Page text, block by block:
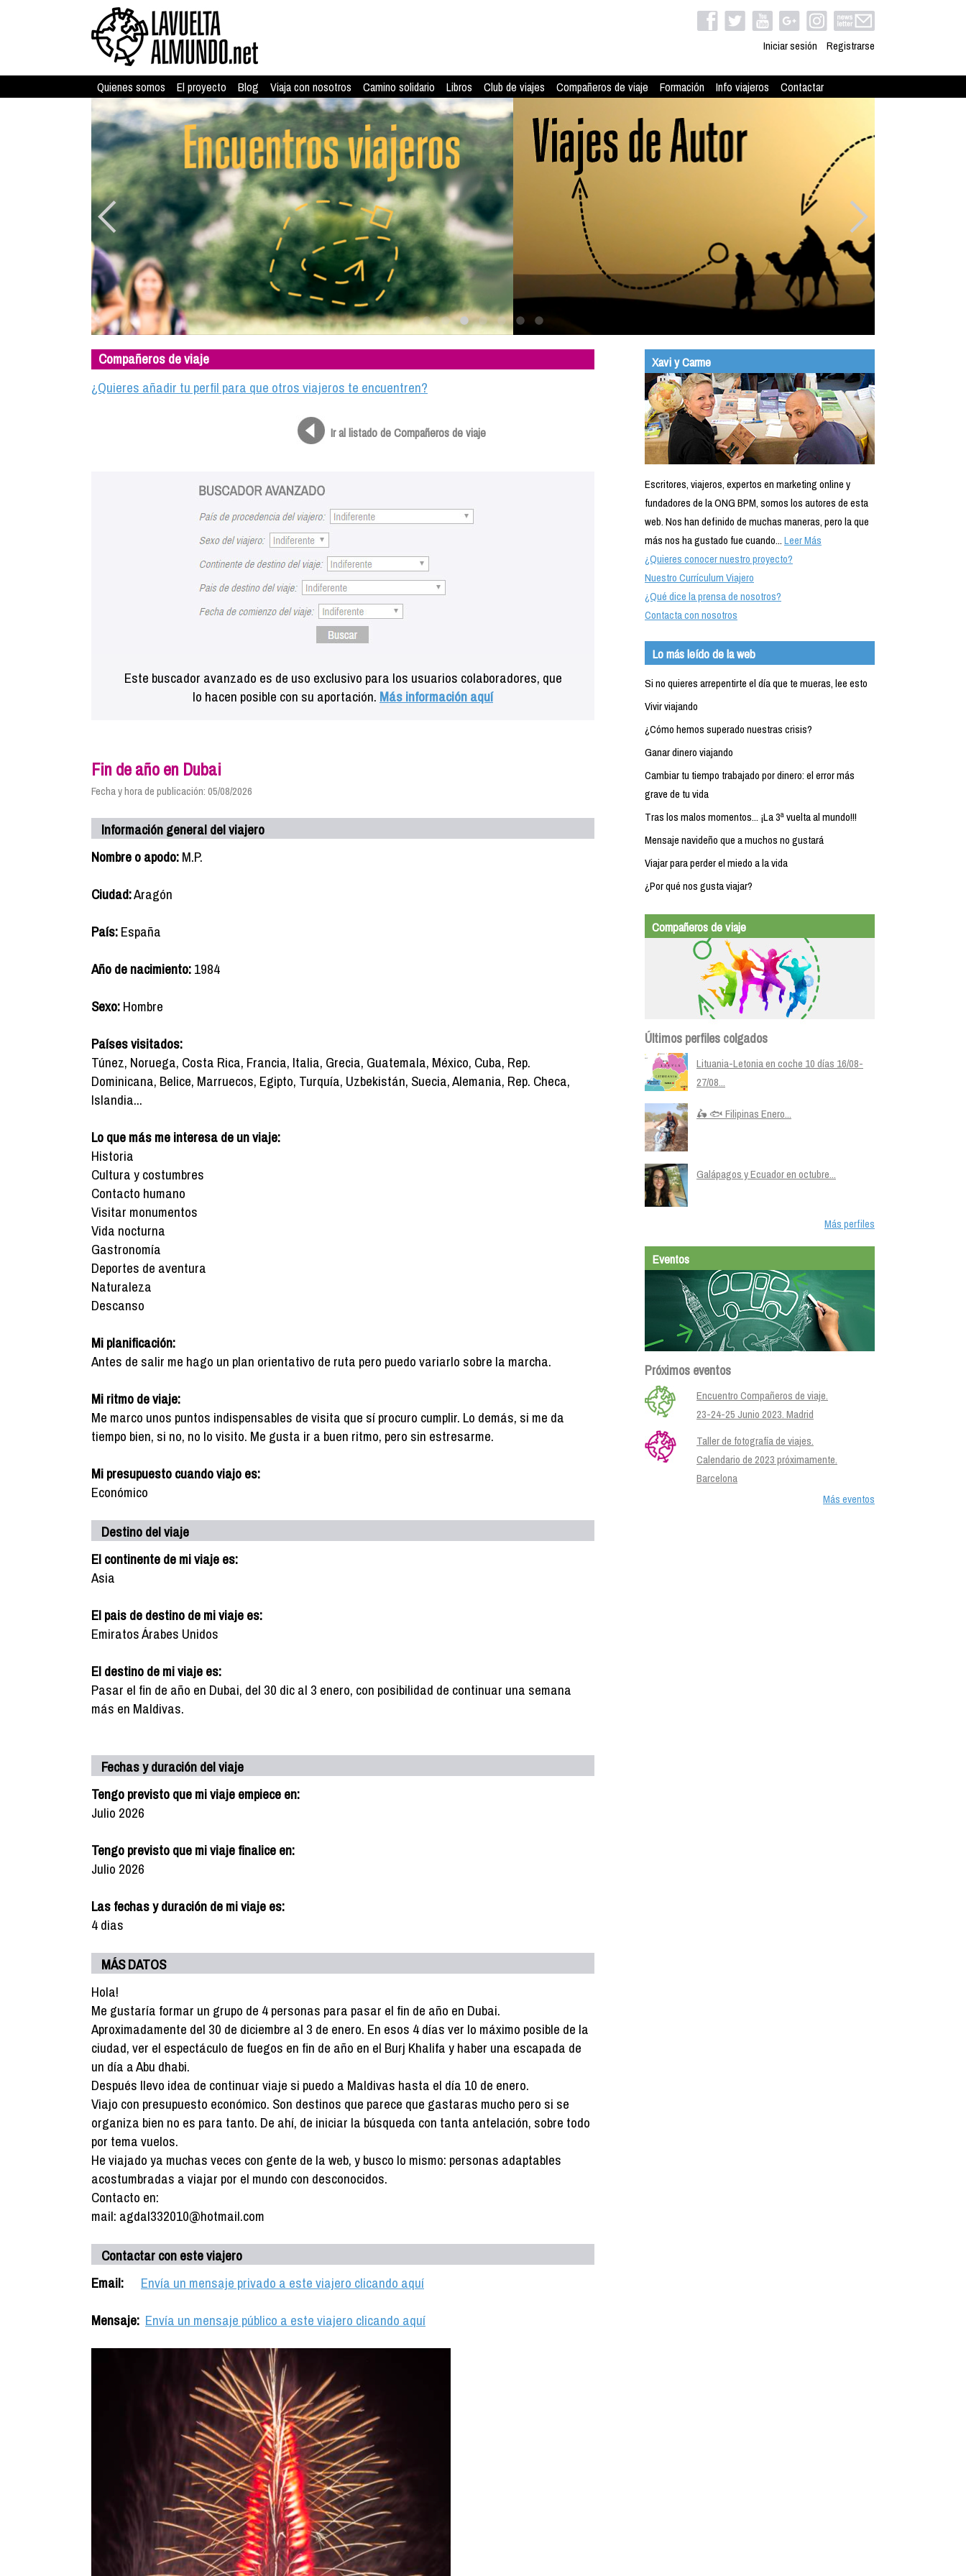
Iniciar sesión Registrarse
Quienes somos El proyecto Blog Viaja con nosotros Camino solidario Libros Club de viajes Compañeros de viaje Formación Info viajeros Contactar
Compañeros de viaje
¿Quieres añadir tu perfil para que otros viajeros te encuentren?
Ir al listado de Compañeros de viaje
Este buscador avanzado es de uso exclusivo para los usuarios colaboradores, que
lo hacen posible con su aportación. Más información aquí
Fin de año en Dubai
Fecha y hora de publicación: 05/08/2026
Información general del viajero
Nombre o apodo:M.P.
Ciudad:Aragón
País:España
Año de nacimiento:1984
Sexo:Hombre
Países visitados:
Túnez, Noruega, Costa Rica, Francia, Italia, Grecia, Guatemala, México, Cuba, Rep.
Dominicana, Belice, Marruecos, Egipto, Turquía, Uzbekistán, Suecia, Alemania, Rep. Checa,
Islandia...
Lo que más me interesa de un viaje:
Historia
Cultura y costumbres
Contacto humano
Visitar monumentos
Vida nocturna
Gastronomía
Deportes de aventura
Naturaleza
Descanso
Mi planificación:
Antes de salir me hago un plan orientativo de ruta pero puedo variarlo sobre la marcha.
Mi ritmo de viaje:
Me marco unos puntos indispensables de visita que sí procuro cumplir. Lo demás, si me da
tiempo bien, si no, no lo visito. Me gusta ir a buen ritmo, pero sin estresarme.
Mi presupuesto cuando viajo es:
Económico
Destino del viaje
El continente de mi viaje es:
Asia
El pais de destino de mi viaje es:
Emiratos Árabes Unidos
El destino de mi viaje es:
Pasar el fin de año en Dubai, del 30 dic al 3 enero, con posibilidad de continuar una semana
más en Maldivas.
Fechas y duración del viaje
Tengo previsto que mi viaje empiece en:
Julio 2026
Tengo previsto que mi viaje finalice en:
Julio 2026
Las fechas y duración de mi viaje es:
4 dias
MÁS DATOS
Hola!
Me gustaría formar un grupo de 4 personas para pasar el fin de año en Dubai.
Aproximadamente del 30 de diciembre al 3 de enero. En esos 4 días ver lo máximo posible de la
ciudad, ver el espectáculo de fuegos en fin de año en el Burj Khalifa y haber una escapada de
un día a Abu dhabi.
Después llevo idea de continuar viaje si puedo a Maldivas hasta el día 10 de enero.
Viajo con presupuesto económico. Son destinos que parece que gastaras mucho pero si se
organiza bien no es para tanto. De ahí, de iniciar la búsqueda con tanta antelación, sobre todo
por tema vuelos.
He viajado ya muchas veces con gente de la web, y busco lo mismo: personas adaptables
acostumbradas a viajar por el mundo con desconocidos.
Contacto en:
mail: agdal332010@hotmail.com
Contactar con este viajero
Email:
Envía un mensaje privado a este viajero clicando aquí
Mensaje: Envía un mensaje público a este viajero clicando aquí
Xavi y Carme
Escritores, viajeros, expertos en marketing online y
fundadores de la ONG BPM, somos los autores de esta
web. Nos han definido de muchas maneras, pero la que
más nos ha gustado fue cuando...Leer Más
¿Quieres conocer nuestro proyecto?
Nuestro Currículum Viajero
¿Qué dice la prensa de nosotros?
Contacta con nosotros
Lo más leído de la web
Si no quieres arrepentirte el día que te mueras, lee esto
Vivir viajando
¿Cómo hemos superado nuestras crisis?
Ganar dinero viajando
Cambiar tu tiempo trabajado por dinero: el error más
grave de tu vida
Tras los malos momentos... ¡La 3ª vuelta al mundo!!!
Mensaje navideño que a muchos no gustará
Viajar para perder el miedo a la vida
¿Por qué nos gusta viajar?
Compañeros de viaje
Últimos perfiles colgados
Lituania-Letonia en coche 10 días 16/08-
27/08...
🛵 🐟 Filipinas Enero...
Galápagos y Ecuador en octubre...
Más perfiles
Eventos
Próximos eventos
Encuentro Compañeros de viaje.
23-24-25 Junio 2023. Madrid
Taller de fotografía de viajes.
Calendario de 2023 próximamente.
Barcelona
Más eventos